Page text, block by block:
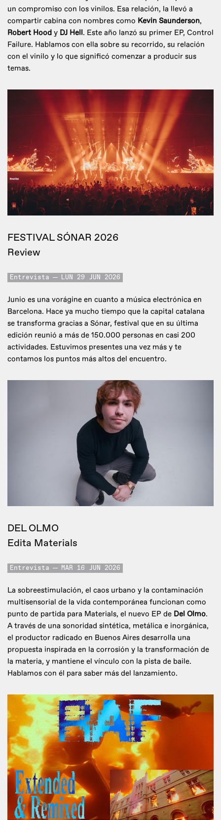
un compromiso con los vinilos. Esa relación, la llevó a
compartir cabina con nombres como Kevin Saunderson,
Robert Hood y DJ Hell. Este año lanzó su primer EP, Control
Failure. Hablamos con ella sobre su recorrido, su relación
con el vinilo y lo que significó comenzar a producir sus
temas.
FESTIVAL SÓNAR 2026
Review
Entrevista LUN 29 JUN 2026
Junio es una vorágine en cuanto a música electrónica en
Barcelona. Hace ya mucho tiempo que la capital catalana
se transforma gracias a Sónar, festival que en su última
edición reunió a más de 150.000 personas en casi 200
actividades. Estuvimos presentes una vez más y te
contamos los puntos más altos del encuentro.
DEL OLMO
Edita Materials
Entrevista MAR 16 JUN 2026
La sobreestimulación, el caos urbano y la contaminación
multisensorial de la vida contemporánea funcionan como
punto de partida para Materials, el nuevo EP de Del Olmo.
A través de una sonoridad sintética, metálica e inorgánica,
el productor radicado en Buenos Aires desarrolla una
propuesta inspirada en la corrosión y la transformación de
la materia, y mantiene el vínculo con la pista de baile.
Hablamos con él para saber más del lanzamiento.